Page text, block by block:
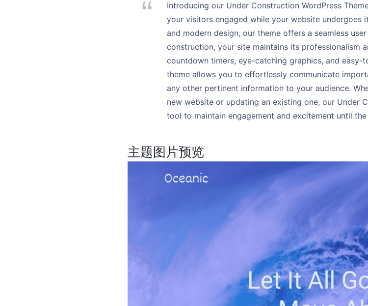
Introducing our Under Construction WordPress
your visitors engaged while your website undergoes
and modern design, our theme offers a seamless
construction, your site maintains its professionalism
countdown timers, eye-catching graphics, and
theme allows you to effortlessly communicate
any other pertinent information to your audience.
new website or updating an existing one, our Under
tool to maintain engagement and excitement until
主题图片预览